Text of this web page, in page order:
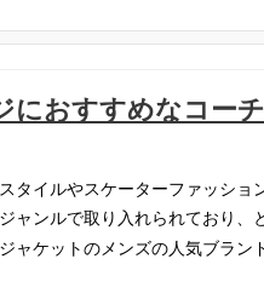
におすすめなコー
タイルやスケーターファッシ
ャンルで取り入れられており
ャケットのメンズの人気ブラン